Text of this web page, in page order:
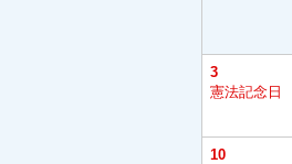
3
憲法記念日
10